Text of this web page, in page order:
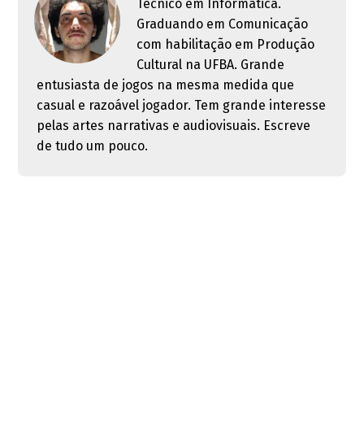
Técnico em Informática.
Graduando em Comunicação
com habilitação em Produção
Cultural na UFBA. Grande
entusiasta de jogos na mesma medida que
casual e razoável jogador. Tem grande interesse
pelas artes narrativas e audiovisuais. Escreve
de tudo um pouco.